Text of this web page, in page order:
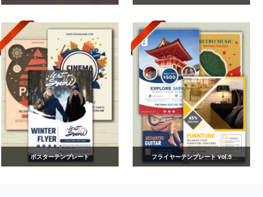
ポスターテンプレート フライヤーテンプレート vol.5